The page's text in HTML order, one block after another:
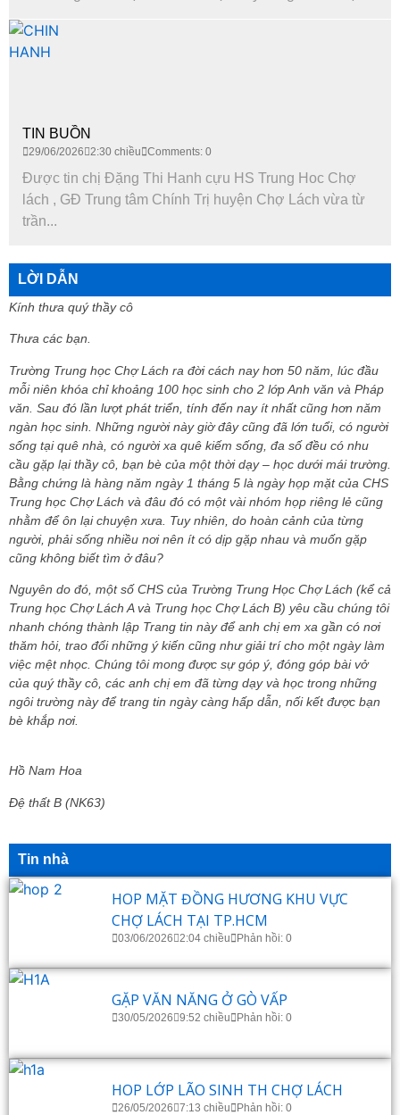
TIN BUỒN
29/06/2026 2:30 chiều Comments: 0
Được tin chị Đặng Thi Hanh cựu HS Trung Hoc Chợ
lách , GĐ Trung tâm Chính Trị huyện Chợ Lách vừa từ
trần...
LỜI DẪN
Kính thưa quý thầy cô
Thưa các bạn.
Trường Trung học Chợ Lách ra đời cách nay hơn 50 năm, lúc đầu
mỗi niên khóa chỉ khoảng 100 học sinh cho 2 lớp Anh văn và Pháp
văn. Sau đó lần lượt phát triển, tính đến nay ít nhất cũng hơn năm
ngàn học sinh. Những người này giờ đây cũng đã lớn tuổi, có người
sống tại quê nhà, có người xa quê kiếm sống, đa số đều có nhu
cầu gặp lại thầy cô, bạn bè của một thời dạy – học dưới mái trường.
Bằng chứng là hàng năm ngày 1 tháng 5 là ngày họp mặt của CHS
Trung học Chợ Lách và đâu đó có một vài nhóm họp riêng lẻ cũng
nhằm để ôn lại chuyện xưa. Tuy nhiên, do hoàn cảnh của từng
người, phải sống nhiều nơi nên ít có dịp gặp nhau và muốn gặp
cũng không biết tìm ở đâu?
Nguyên do đó, một số CHS của Trường Trung Học Chợ Lách (kể cả
Trung học Chợ Lách A và Trung học Chợ Lách B) yêu cầu chúng tôi
nhanh chóng thành lập Trang tin này để anh chị em xa gần có nơi
thăm hỏi, trao đổi những ý kiến cũng như giải trí cho một ngày làm
việc mệt nhọc. Chúng tôi mong được sự góp ý, đóng góp bài vở
của quý thầy cô, các anh chị em đã từng dạy và học trong những
ngôi trường này để trang tin ngày càng hấp dẫn, nối kết được bạn
bè khắp nơi.
Hồ Nam Hoa
Đệ thất B (NK63)
Tin nhà
HOP MẶT ĐỒNG HƯƠNG KHU VỰC
CHỢ LÁCH TẠI TP.HCM
03/06/2026 2:04 chiều Phản hồi: 0
GẶP VĂN NĂNG Ở GÒ VẤP
30/05/2026 9:52 chiều Phản hồi: 0
HOP LỚP LÃO SINH TH CHỢ LÁCH
26/05/2026 7:13 chiều Phản hồi: 0